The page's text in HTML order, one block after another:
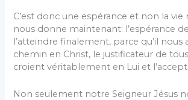
C’est donc une espérance et non la vie
nous donne maintenant: l’espérance
l’atteindre finalement, parce qu’il nous
chemin en Christ, le justificateur de
croient vérita­blement en Lui et
Non seulement notre Seigneur Jésus